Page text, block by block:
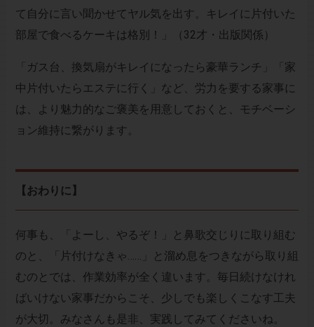
て自分に言い聞かせてヤル気を出す。キレイに片付いた
部屋で食べるケーキは格別！」（32才・出版関係）
「ガス台、換気扇がキレイになったら豪華ランチ」「家
中片付いたらエステに行く」など、労力を要する家事に
は、より魅力的なご褒美を用意しておくと、モチベーシ
ョン維持に繋がります。
【おわりに】
何事も、「よーし、やるぞ！」と鼻歌交じりに取り組む
のと、「片付けなきゃ……」と溜め息をつきながら取り組
むのとでは、作業効率が全く違います。毎日続けなけれ
ばいけない家事だからこそ、少しでも楽しくこなす工夫
が大切。みなさんも是非、実践してみてくださいね。